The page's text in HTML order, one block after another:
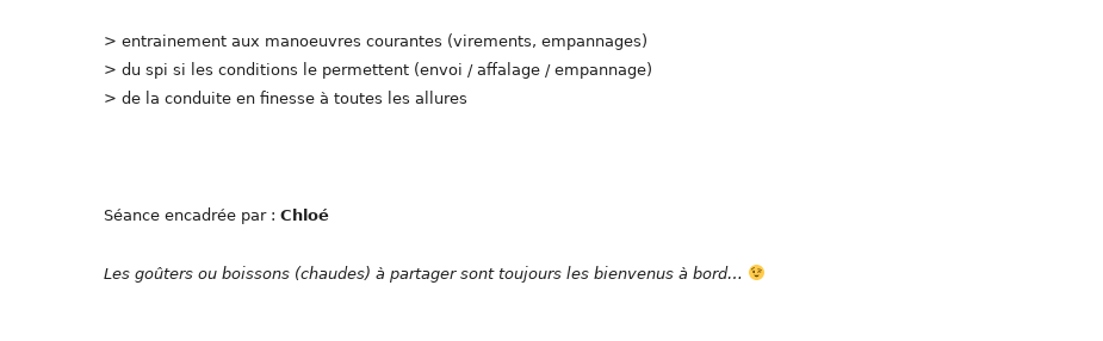
> entrainement aux manoeuvres courantes (virements, empannages)
> du spi si les conditions le permettent (envoi / affalage / empannage)
> de la conduite en finesse à toutes les allures
Séance encadrée par : Chloé
Les goûters ou boissons (chaudes) à partager sont toujours les bienvenus à bord…